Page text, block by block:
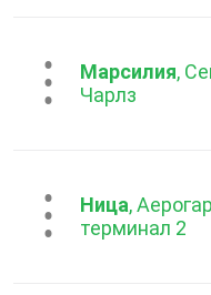
...Марсилия,
Чарлз
...
Ница,
терминал 2